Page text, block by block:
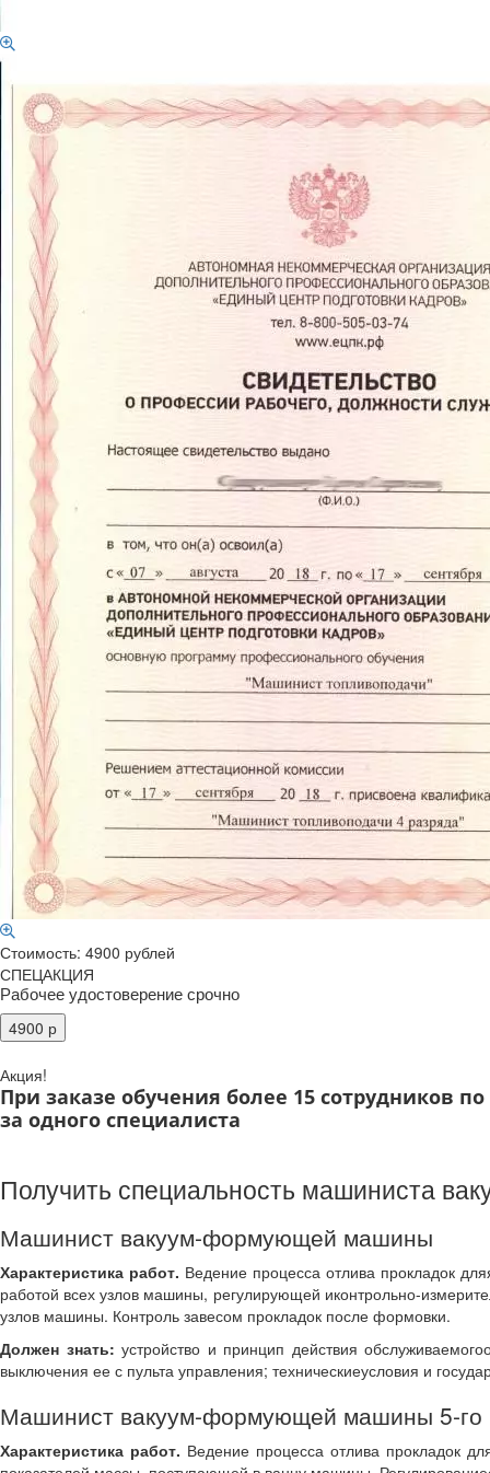
Стоимость: 4900 рублей
СПЕЦАКЦИЯ
Рабочее удостоверение срочно
Акция!
При заказе обучения более 15 сотрудников
за одного специалиста
Получить специальность машиниста
Машинист вакуум-формующей машины
Характеристика работ. Ведение процесса отлива прокладок
работой всех узлов машины, регулирующей иконтрольно-
узлов машины. Контроль завесом прокладок после формовки.
Должен знать: устройство и принцип действия
выключения ее с пульта управления; техническиеусловия и
Машинист вакуум-формующей машины 5-го
Характеристика работ. Ведение процесса отлива прокладок